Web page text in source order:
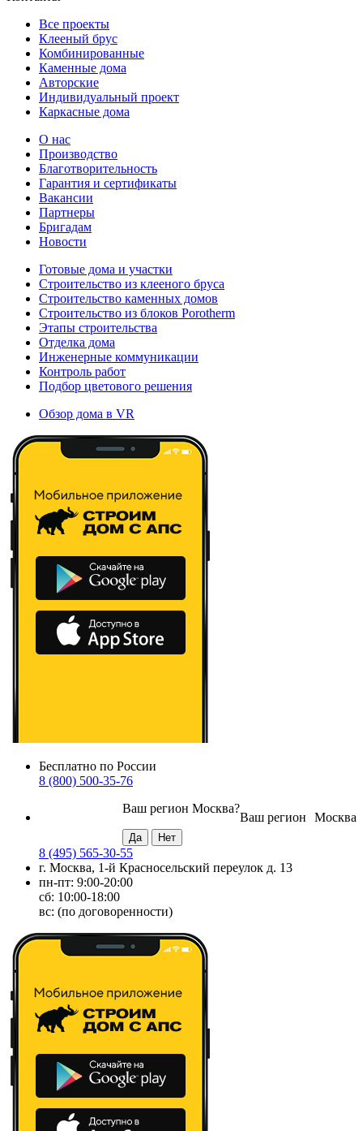
Все проекты
Клееный брус
Комбинированные
Каменные дома
Авторские
Индивидуальный проект
Каркасные дома
О нас
Производство
Благотворительность
Гарантия и сертификаты
Вакансии
Партнеры
Бригадам
Новости
Готовые дома и участки
Строительство из клееного бруса
Строительство каменных домов
Строительство из блоков Porotherm
Этапы строительства
Отделка дома
Инженерные коммуникации
Контроль работ
Подбор цветового решения
Обзор дома в VR
Бесплатно по России
8 (800) 500-35-76
Москва
Ваш регион
Ваш регион Москва?
8 (495) 565-30-55
г. Москва, 1-й Красносельский переулок д. 13
пн-пт: 9:00-20:00
сб: 10:00-18:00
вс: (по договоренности)